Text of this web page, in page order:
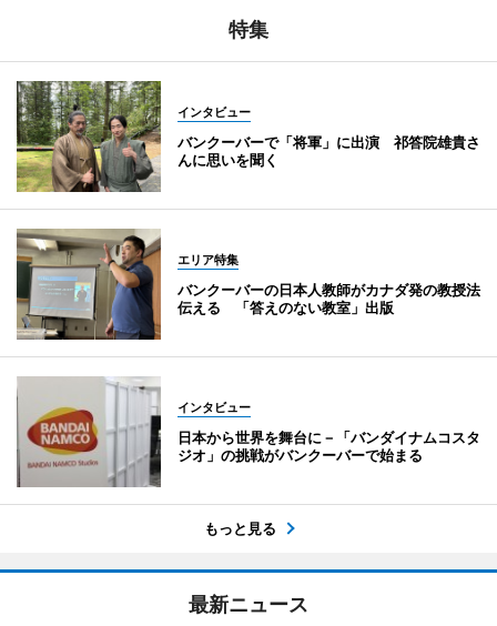
特集
インタビュー
バンクーバーで「将軍」に出演 祁答院雄貴さ
んに思いを聞く
エリア特集
バンクーバーの日本人教師がカナダ発の教授法
伝える 「答えのない教室」出版
インタビュー
日本から世界を舞台に－「バンダイナムコスタ
ジオ」の挑戦がバンクーバーで始まる
もっと見る
最新ニュース